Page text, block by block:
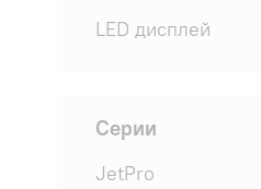
LED дисплей
Серии
JetPro